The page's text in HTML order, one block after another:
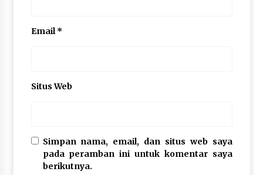
Email *
Situs Web
Simpan nama, email, dan situs web saya
pada peramban ini untuk komentar saya
berikutnya.